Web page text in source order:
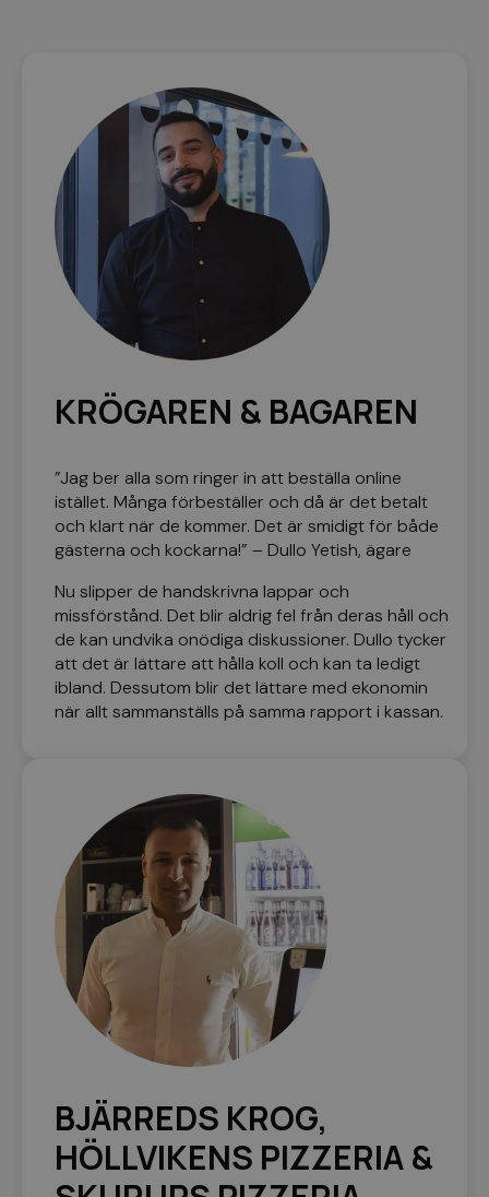
KRÖGAREN & BAGAREN
”Jag ber alla som ringer in att beställa online
istället. Många förbeställer och då är det betalt
och klart när de kommer. Det är smidigt för både
gästerna och kockarna!” – Dullo Yetish, ägare
Nu slipper de handskrivna lappar och
missförstånd. Det blir aldrig fel från deras håll och
de kan undvika onödiga diskussioner. Dullo tycker
att det är lättare att hålla koll och kan ta ledigt
ibland. Dessutom blir det lättare med ekonomin
när allt sammanställs på samma rapport i kassan.
BJÄRREDS KROG,
HÖLLVIKENS PIZZERIA &